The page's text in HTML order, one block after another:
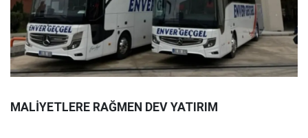
MALİYETLERE RAĞMEN DEV YATIRIM